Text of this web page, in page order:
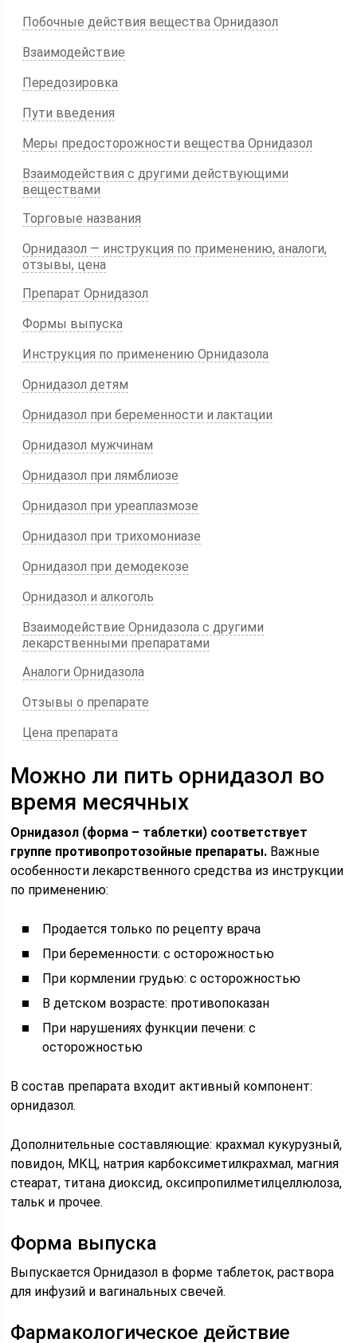
Побочные действия вещества Орнидазол
Взаимодействие
Передозировка
Пути введения
Меры предосторожности вещества Орнидазол
Взаимодействия с другими действующими
веществами
Торговые названия
Орнидазол — инструкция по применению, аналоги,
отзывы, цена
Препарат Орнидазол
Формы выпуска
Инструкция по применению Орнидазола
Орнидазол детям
Орнидазол при беременности и лактации
Орнидазол мужчинам
Орнидазол при лямблиозе
Орнидазол при уреаплазмозе
Орнидазол при трихомониазе
Орнидазол при демодекозе
Орнидазол и алкоголь
Взаимодействие Орнидазола с другими
лекарственными препаратами
Аналоги Орнидазола
Отзывы о препарате
Цена препарата
Можно ли пить орнидазол во
время месячных
Орнидазол (форма – таблетки) соответствует
группе противопротозойные препараты. Важные
особенности лекарственного средства из инструкции
по применению:
Продается только по рецепту врача
При беременности: с осторожностью
При кормлении грудью: с осторожностью
В детском возрасте: противопоказан
При нарушениях функции печени: с
осторожностью
В состав препарата входит активный компонент:
орнидазол.
Дополнительные составляющие: крахмал кукурузный,
повидон, МКЦ, натрия карбоксиметилкрахмал, магния
стеарат, титана диоксид, оксипропилметилцеллюлоза,
тальк и прочее.
Форма выпуска
Выпускается Орнидазол в форме таблеток, раствора
для инфузий и вагинальных свечей.
Фармакологическое действие